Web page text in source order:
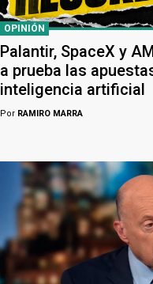
OPINIÓN
Palantir, SpaceX y
a prueba las
inteligencia artificial
Por RAMIRO MARRA